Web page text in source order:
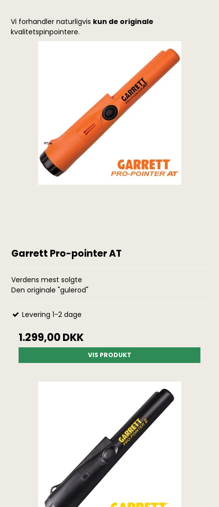
Vi forhandler naturligvis kun de originale
kvalitetspinpointere.
Garrett Pro-pointer AT
Verdens mest solgte
Den originale "gulerod"
Levering 1-2 dage
1.299,00 DKK
VIS PRODUKT